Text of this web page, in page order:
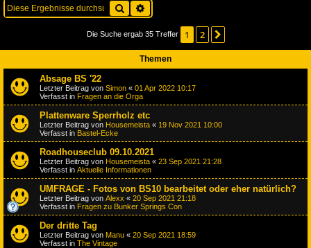
Suche
Die Suche ergab 35 Treffer 1 2
Themen
Absage BS '22
Letzter Beitrag von Simon « 01 Apr 2022 10:17
Verfasst in Fragen an die Orga
Plattenware Sperrholz etc
Letzter Beitrag von Housemeista « 19 Nov 2021 10:00
Verfasst in Bastel-Ecke
Roadhouseclub 09.10.2021
Letzter Beitrag von Housemeista « 23 Sep 2021 21:28
Verfasst in Aktuelle Informationen
UMFRAGE - Fotos von BS10 bearbeitet oder eher natürlich?
Letzter Beitrag von Alexx « 20 Sep 2021 21:18
Verfasst in Fragen zu Bunker Springs Con
Der dritte Tag
Letzter Beitrag von Manu « 20 Sep 2021 18:59
Verfasst in The Vintage